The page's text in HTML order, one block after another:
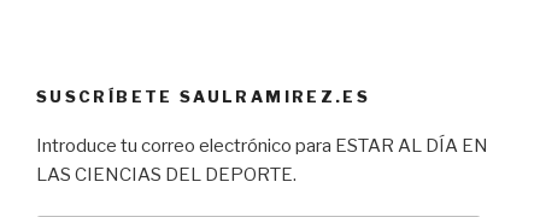
SUSCRÍBETE SAULRAMIREZ.ES
Introduce tu correo electrónico para ESTAR AL DÍA EN
LAS CIENCIAS DEL DEPORTE.